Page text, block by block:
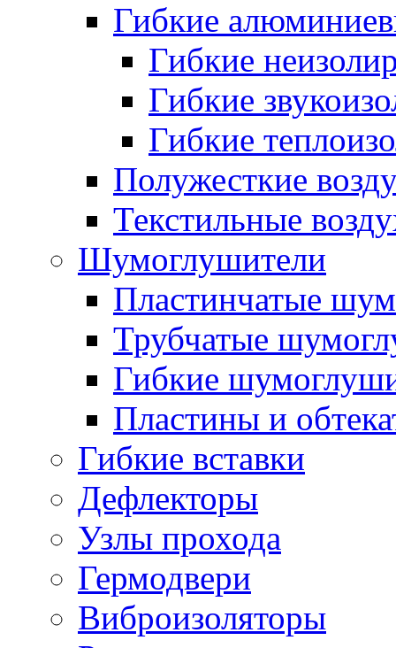
Гибкие
Гибкие
Гибкие
Гибкие
Полужесткие
Текстильные
Шумоглушители
Пластинчатые
Трубчатые
Гибкие
Пластины и
Гибкие вставки
Дефлекторы
Узлы прохода
Гермодвери
Виброизоляторы